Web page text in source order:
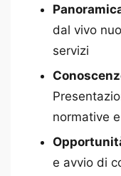
dal vivo
servizi
normative
e avvio di